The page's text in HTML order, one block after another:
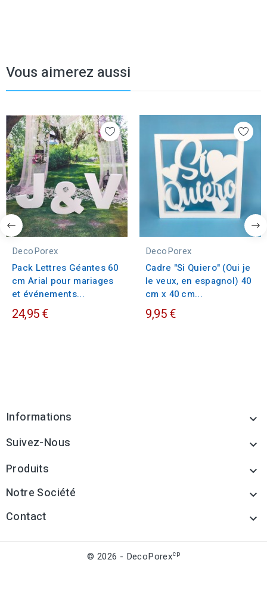
Vous aimerez aussi
DecoPorex
Pack Lettres Géantes 60
cm Arial pour mariages
et événements...
24,95 €
DecoPorex
Cadre "Si Quiero" (Oui je
le veux, en espagnol) 40
cm x 40 cm...
9,95 €
Informations 
Suivez-Nous 
Produits 
Notre Société 
Contact 
© 2026 - DecoPorexcp